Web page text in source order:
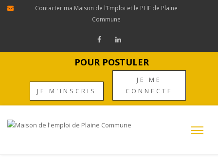
Contacter ma Maison de l’Emploi et le PLIE de Plaine
Commune
POUR POSTULER
JE M'INSCRIS
JE ME
CONNECTE